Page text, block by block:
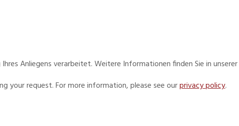
Anliegens verarbeitet. Weitere Informationen finden Sie in unserer
your request. For more information, please see ourprivacy policy.